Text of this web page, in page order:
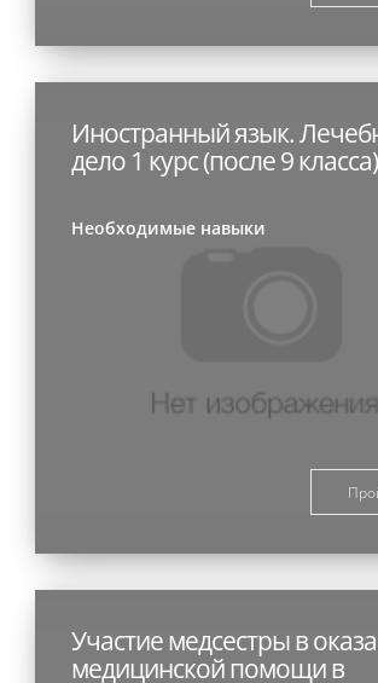
Иностранный язык.
дело 1 курс (после 9 класса)
Необходимые навыки
Участие медсестры в
медицинской помощи в